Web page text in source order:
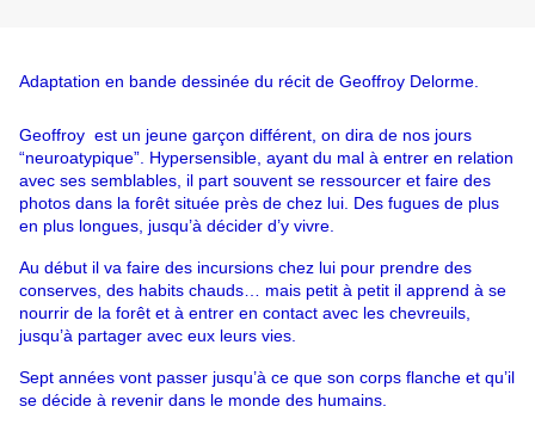
Adaptation en bande dessinée du récit de Geoffroy Delorme.
Geoffroy est un jeune garçon différent, on dira de nos jours
“neuroatypique”. Hypersensible, ayant du mal à entrer en relation
avec ses semblables, il part souvent se ressourcer et faire des
photos dans la forêt située près de chez lui. Des fugues de plus
en plus longues, jusqu’à décider d’y vivre.
Au début il va faire des incursions chez lui pour prendre des
conserves, des habits chauds… mais petit à petit il apprend à se
nourrir de la forêt et à entrer en contact avec les chevreuils,
jusqu’à partager avec eux leurs vies.
Sept années vont passer jusqu’à ce que son corps flanche et qu’il
se décide à revenir dans le monde des humains.